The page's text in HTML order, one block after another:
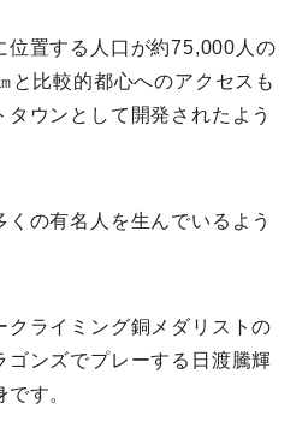
位置する人口が約75,000人の
と比較的都心へのアクセスも
タウンとして開発されたよう
くの有名人を生んでいるよう
クライミング銅メダリストの
ゴンズでプレーする日渡騰輝
す。